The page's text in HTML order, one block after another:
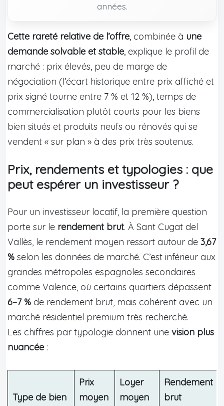
années.
Cette rareté relative de l’offre, combinée à une
demande solvable et stable, explique le profil de
marché : prix élevés, peu de marge de
négociation (l’écart historique entre prix affiché et
prix signé tourne entre 7 % et 12 %), temps de
commercialisation plutôt courts pour les biens
bien situés et produits neufs ou rénovés qui se
vendent « sur plan » à des prix très soutenus.
Prix, rendements et typologies : que
peut espérer un investisseur ?
Pour un investisseur locatif, la première question
porte sur le rendement brut. À Sant Cugat del
Vallès, le rendement moyen ressort autour de 3,67
% selon les données de marché. C’est inférieur aux
grandes métropoles espagnoles secondaires
comme Valence, où certains quartiers dépassent
6–7 % de rendement brut, mais cohérent avec un
marché résidentiel premium très recherché.
Les chiffres par typologie donnent une vision plus
nuancée :
Type de bien
Prix
moyen
Loyer
moyen
Rendement
brut